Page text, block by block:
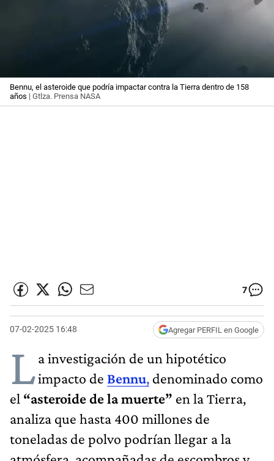
Bennu, el asteroide que podría impactar contra la Tierra dentro de 158
años | Gtlza. Prensa NASA
7
07-02-2025 16:48 Agregar PERFIL en Google
La investigación de un hipotético
impacto de Bennu, denominado como
el “asteroide de la muerte” en la Tierra,
analiza que hasta 400 millones de
toneladas de polvo podrían llegar a la